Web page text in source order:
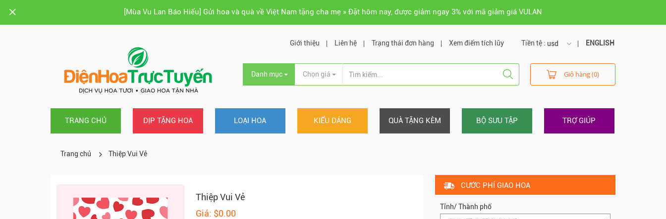
[Mùa Vu Lan Báo Hiếu] Gửi hoa và quà về Việt Nam tặng cha mẹ » Đặt hôm nay, được giảm ngay 3% với mã giảm giá VULAN
Tiền tệ : usd
usd
vnd
ENGLISH
Giới thiệu Liên hệ Trạng thái đơn hàng Xem điểm tích lũy
Danh mục Chọn giá Giỏ hàng (0)
TRANG CHỦ DỊP TẶNG HOA LOẠI HOA KIỂU DÁNG QUÀ TẶNG KÈM BỘ SƯU TẬP TRỢ GIÚP
Trang chủ Thiệp Vui Vẻ
Thiệp Vui Vẻ
Giá: $0.00
CƯỚC PHÍ GIAO HOA
Tỉnh/ Thành phố